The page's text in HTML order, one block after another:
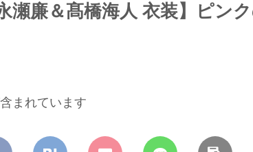
瀬廉＆髙橋海人 衣装】ピン
まれています